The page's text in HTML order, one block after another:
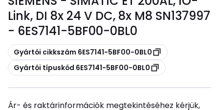
Link, DI 8x 24 V DC, 8x M8 SN137997
- 6ES7141-5BF00-0BL0
Másolás
Gyártói cikkszám 6ES7141-5BF00-0BL0
Másolás
Gyártói típuskód 6ES7141-5BF00-0BL0
Ár- és raktárinformációk megtekintéséhez kérjük,